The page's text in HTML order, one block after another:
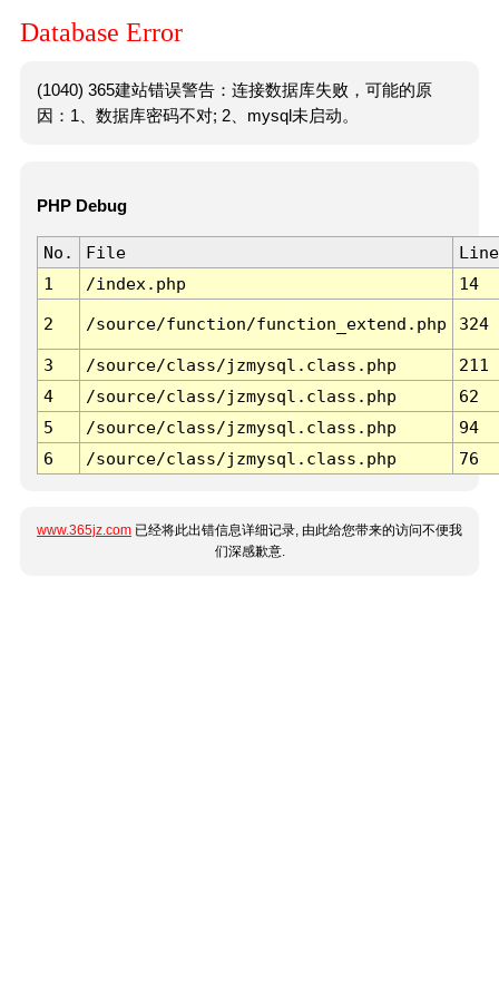
Database Error
(1040) 365建站错误警告：连接数据库失败，可能的原
因：1、数据库密码不对; 2、mysql未启动。
PHP Debug
No. File
Line
1
/index.php 14
2 /source/function/function_extend.php 324
3 /source/class/jzmysql.class.php
211
4
/source/class/jzmysql.class.php
62
5
/source/class/jzmysql.class.php
94
6
/source/class/jzmysql.class.php 76
www.365jz.com 已经将此出错信息详细记录, 由此给您带来的访问不便我
们深感歉意.